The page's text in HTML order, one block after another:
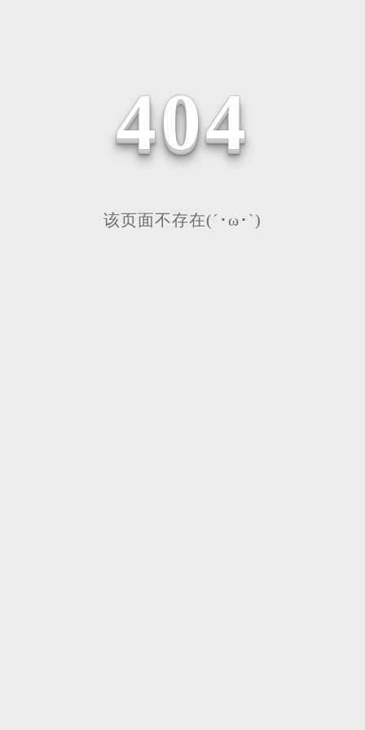
404
该页面不存在(´･ω･`)